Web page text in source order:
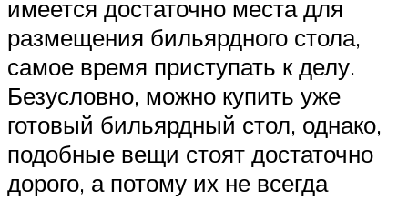
имеется достаточно места для
размещения бильярдного стола,
самое время приступать к делу.
Безусловно, можно купить уже
готовый бильярдный стол, однако,
подобные вещи стоят достаточно
дорого, а потому их не всегда